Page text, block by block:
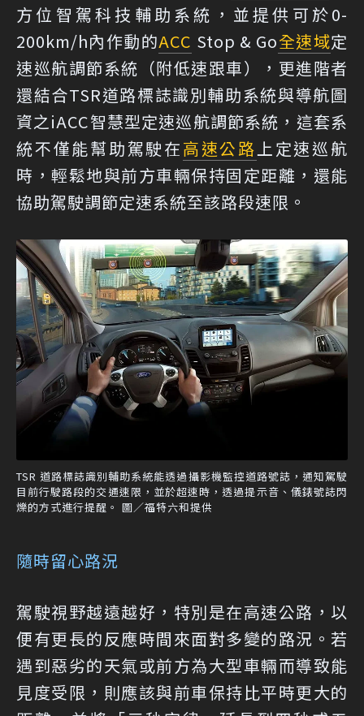
方位智駕科技輔助系統，並提供可於0-
200km/h內作動的ACC Stop & Go全速域定
速巡航調節系統（附低速跟車），更進階者
還結合TSR道路標誌識別輔助系統與導航圖
資之iACC智慧型定速巡航調節系統，這套系
統不僅能幫助駕駛在高速公路 上定速巡航
時，輕鬆地與前方車輛保持固定距離，還能
協助駕駛調節定速系統至該路段速限。
TSR 道路標誌識別輔助系統能透過攝影機監控道路號誌，通知駕駛
目前行駛路段的交通速限，並於超速時，透過提示音、儀錶號誌閃
爍的方式進行提醒。 圖／福特六和提供
隨時留心路況
駕駛視野越遠越好，特別是在高速公路，以
便有更長的反應時間來面對多變的路況。若
遇到惡劣的天氣或前方為大型車輛而導致能
見度受限，則應該與前車保持比平時更大的